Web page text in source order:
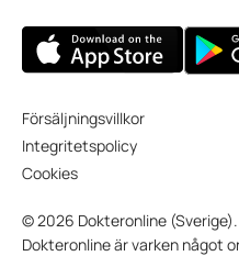
Försäljningsvillkor
Integritetspolicy
Cookies
© 2026 Dokteronline
Dokteronline är varken något